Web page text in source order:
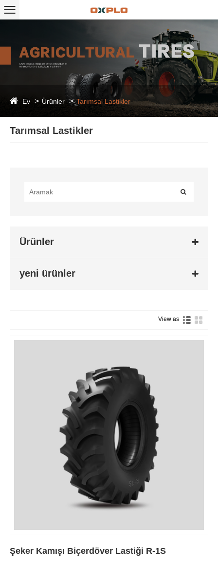
Ev Ürünler Tarımsal Lastikler
Tarımsal Lastikler
Ürünler
yeni ürünler
View as
Şeker Kamışı Biçerdöver Lastiği R-1S